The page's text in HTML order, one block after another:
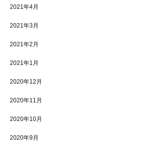
2021年4月
2021年3月
2021年2月
2021年1月
2020年12月
2020年11月
2020年10月
2020年9月